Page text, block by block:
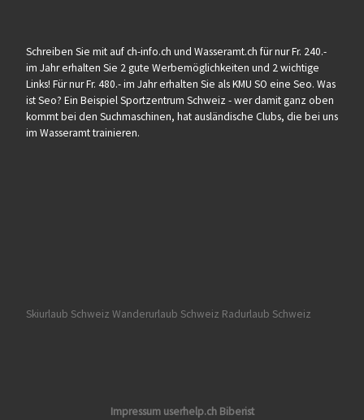
Schreiben Sie mit auf ch-info.ch und Wasseramt.ch für nur Fr. 240.-
im Jahr erhalten Sie 2 gute Werbemöglichkeiten und 2 wichtige
Links! Für nur Fr. 480.- im Jahr erhalten Sie als KMU SO eine Seo. Was
ist Seo? Ein Beispiel Sportzentrum Schweiz - wer damit ganz oben
kommt bei den Suchmaschinen, hat ausländische Clubs, die bei uns
im Wasseramt trainieren.
Skiurlaub Schweiz Wanderurlaub Schweiz Radurlaub Schweiz
Impressum userhelp.ch Biberist